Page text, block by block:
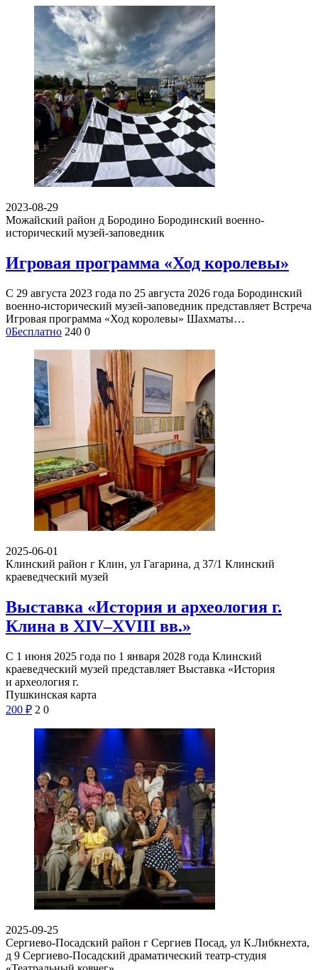
2023-08-29
Можайский район д Бородино Бородинский военно-
исторический музей-заповедник
Игровая программа «Ход королевы»
С 29 августа 2023 года по 25 августа 2026 года Бородинский
военно-исторический музей-заповедник представляет Встреча
Игровая программа «Ход королевы» Шахматы…
0Бесплатно 240 0
2025-06-01
Клинский район г Клин, ул Гагарина, д 37/1 Клинский
краеведческий музей
Выставка «История и археология г.
Клина в XIV–XVIII вв.»
С 1 июня 2025 года по 1 января 2028 года Клинский
краеведческий музей представляет Выставка «История
и археология г.
Пушкинская карта
200 ₽ 2 0
2025-09-25
Сергиево-Посадский район г Сергиев Посад, ул К.Либкнехта,
д 9 Сергиево-Посадский драматический театр-студия